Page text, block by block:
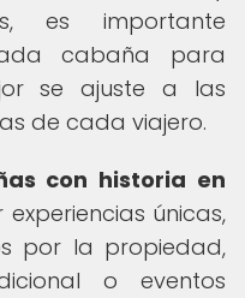
es importante
cabaña para
se ajuste a las
de cada viajero.
con historia en
únicas,
por la propiedad,
o eventos